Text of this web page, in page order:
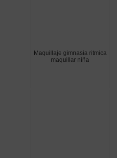
Maquillaje gimnasia ritmica
maquillar niña